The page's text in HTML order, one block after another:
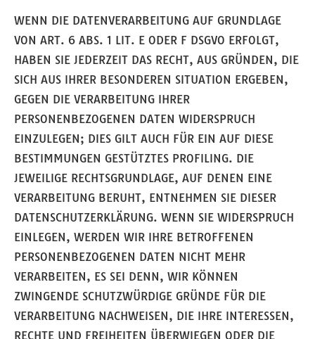
WENN DIE DATENVERARBEITUNG AUF GRUNDLAGE
VON ART. 6 ABS. 1 LIT. E ODER F DSGVO ERFOLGT,
HABEN SIE JEDERZEIT DAS RECHT, AUS GRÜNDEN, DIE
SICH AUS IHRER BESONDEREN SITUATION ERGEBEN,
GEGEN DIE VERARBEITUNG IHRER
PERSONENBEZOGENEN DATEN WIDERSPRUCH
EINZULEGEN; DIES GILT AUCH FÜR EIN AUF DIESE
BESTIMMUNGEN GESTÜTZTES PROFILING. DIE
JEWEILIGE RECHTSGRUNDLAGE, AUF DENEN EINE
VERARBEITUNG BERUHT, ENTNEHMEN SIE DIESER
DATENSCHUTZERKLÄRUNG. WENN SIE WIDERSPRUCH
EINLEGEN, WERDEN WIR IHRE BETROFFENEN
PERSONENBEZOGENEN DATEN NICHT MEHR
VERARBEITEN, ES SEI DENN, WIR KÖNNEN
ZWINGENDE SCHUTZWÜRDIGE GRÜNDE FÜR DIE
VERARBEITUNG NACHWEISEN, DIE IHRE INTERESSEN,
RECHTE UND FREIHEITEN ÜBERWIEGEN ODER DIE